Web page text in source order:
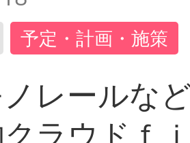
予定・計画・施策
ノレールな
ラウドｆ